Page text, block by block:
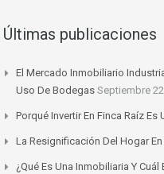
Últimas publicaciones
El Mercado Inmobiliario
Uso De Bodegas Septiembre
Porqué Invertir En Finca Raíz Es
La Resignificación Del Hogar
¿Qué Es Una Inmobiliaria Y